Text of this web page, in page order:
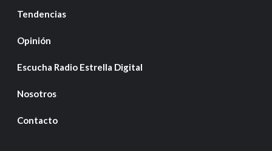
Tendencias
Opinión
Escucha Radio Estrella Digital
Nosotros
Contacto